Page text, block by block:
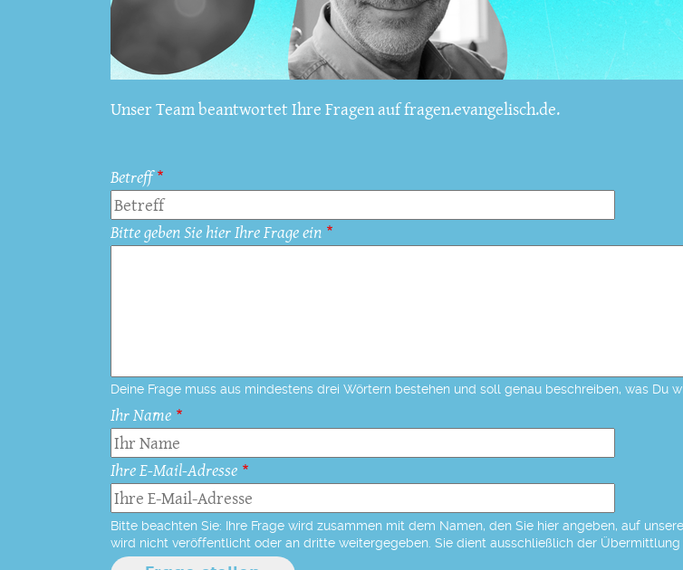
Unser Team beantwortet Ihre Fragen auf fragen.evangelisch.de.
Betreff
Bitte geben Sie hier Ihre Frage ein
Deine Frage muss aus mindestens drei Wörtern bestehen und soll genau beschreiben, was Du
Ihr Name
Ihre E-Mail-Adresse
Bitte beachten Sie: Ihre Frage wird zusammen mit dem Namen, den Sie hier angeben, auf
wird nicht veröffentlicht oder an dritte weitergegeben. Sie dient ausschließlich der Übermittlung